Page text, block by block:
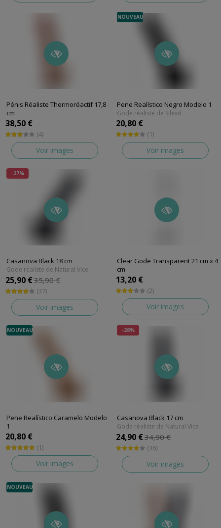
Pénis Réaliste Thermoréactif 17,8
cm
Gode réaliste de Silexd
38,50 €
(4)
Voir images
NOUVEAU
Pene Realístico Negro Modelo 1
Gode réaliste de Silexd
20,80 €
(1)
Voir images
-27%
Casanova Black 18 cm
Gode réaliste de Natural Vice
25,90 € 35,90 €
(37)
Voir images
Clear Gode Transparent 21 cm x 4
cm
Gode réaliste de X Ray
13,20 €
(2)
Voir images
NOUVEAU
Pene Realístico Caramelo Modelo
1
Gode réaliste de Silexd
20,80 €
(1)
Voir images
-28%
Casanova Black 17 cm
Gode réaliste de Natural Vice
24,90 € 34,90 €
(36)
Voir images
NOUVEAU